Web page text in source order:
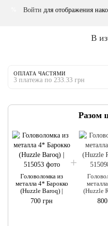
Войти для отображения
В
ОПЛАТА ЧАСТЯМИ
3 платежа по 233.33 грн
Разом
Головоломка из
металла 4* Барокко
(Huzzle Baroq) |
700 грн
(Huzzle